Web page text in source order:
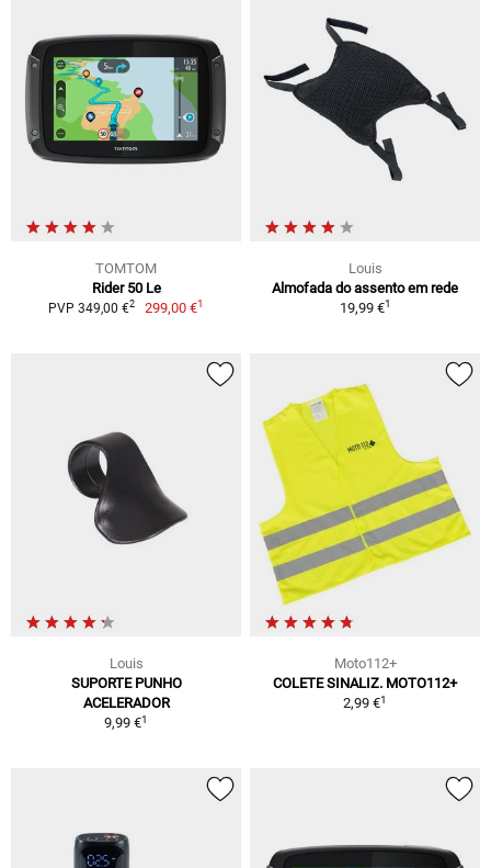
TOMTOM
Rider 50 Le
PVP 349,00 €2 299,00 €1
Louis
Almofada do assento em rede
19,99 €1
Louis
SUPORTE PUNHO
ACELERADOR
9,99 €1
Moto112+
COLETE SINALIZ. MOTO112+
2,99 €1